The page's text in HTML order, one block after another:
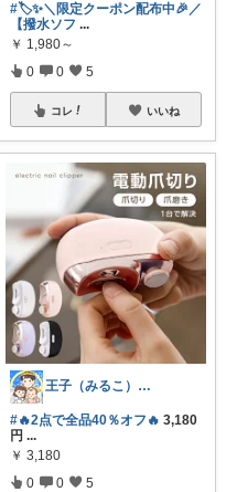
#🏷️✨＼限定クーポン配布中🎉／
【撥水ソフ ...
￥ 1,980～
0 0 5
コレ いいね
王子（みるこ）👑便利グッズ×QOL向上
#🔥2点で全品40％オフ🔥 3,180
円 ...
￥ 3,180
0 0 5